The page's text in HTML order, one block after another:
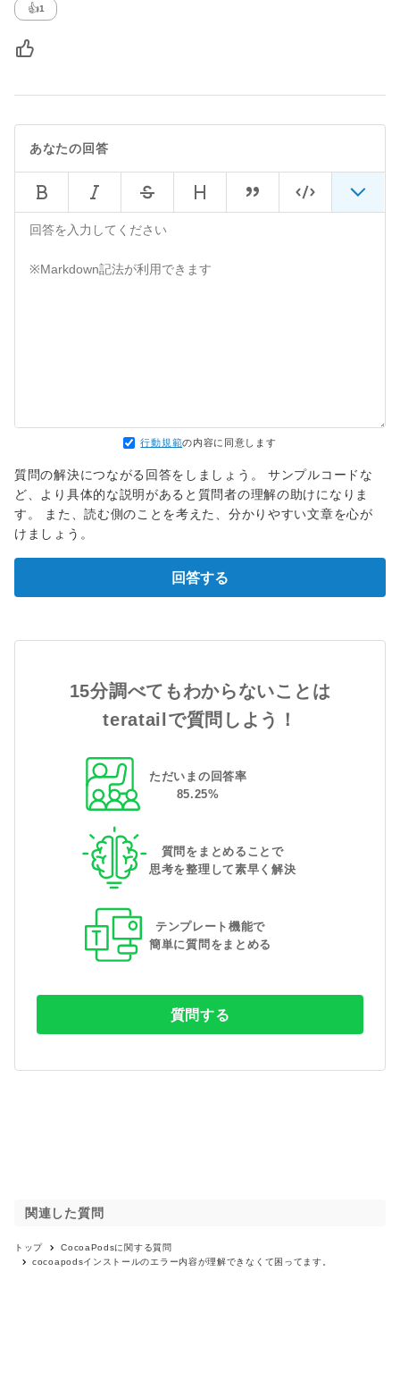
👍1
あなたの回答
行動規範の内容に同意します
質問の解決につながる回答をしましょう。 サンプルコードな
ど、より具体的な説明があると質問者の理解の助けになりま
す。 また、読む側のことを考えた、分かりやすい文章を心が
けましょう。
回答する
15分調べてもわからないことは
teratailで質問しよう！
ただいまの回答率
85.25%
質問をまとめることで
思考を整理して素早く解決
テンプレート機能で
簡単に質問をまとめる
質問する
関連した質問
トップ CocoaPodsに関する質問
cocoapodsインストールのエラー内容が理解できなくて困ってます。